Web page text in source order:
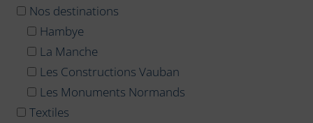
Nos destinations
Hambye
La Manche
Les Constructions Vauban
Les Monuments Normands
Textiles